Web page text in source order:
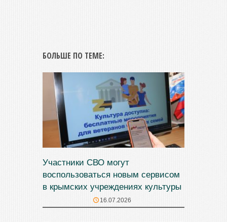
БОЛЬШЕ ПО ТЕМЕ:
Участники СВО могут
воспользоваться новым сервисом
в крымских учреждениях культуры
16.07.2026